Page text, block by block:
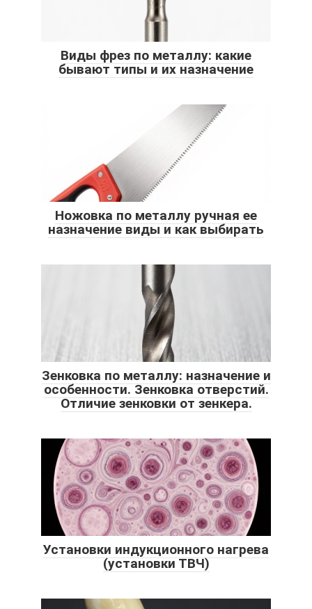
Виды фрез по металлу: какие
бывают типы и их назначение
Ножовка по металлу ручная ее
назначение виды и как выбирать
Зенковка по металлу: назначение и
особенности. Зенковка отверстий.
Отличие зенковки от зенкера.
Установки индукционного нагрева
(установки ТВЧ)